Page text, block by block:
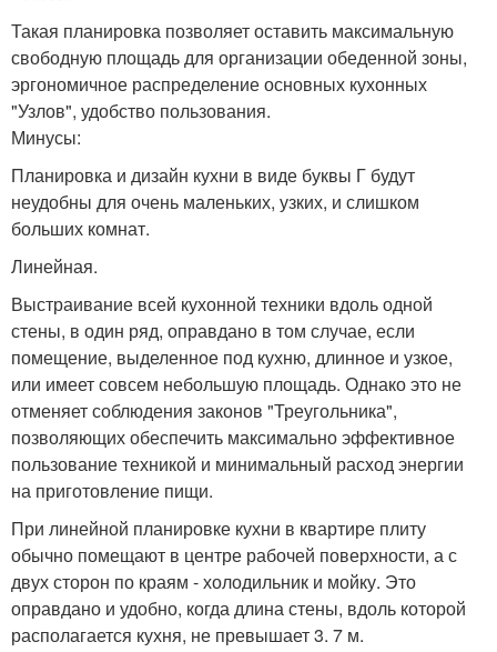
Такая планировка позволяет оставить максимальную
свободную площадь для организации обеденной зоны,
эргономичное распределение основных кухонных
"Узлов", удобство пользования.
Минусы:
Планировка и дизайн кухни в виде буквы Г будут
неудобны для очень маленьких, узких, и слишком
больших комнат.
Линейная.
Выстраивание всей кухонной техники вдоль одной
стены, в один ряд, оправдано в том случае, если
помещение, выделенное под кухню, длинное и узкое,
или имеет совсем небольшую площадь. Однако это не
отменяет соблюдения законов "Треугольника",
позволяющих обеспечить максимально эффективное
пользование техникой и минимальный расход энергии
на приготовление пищи.
При линейной планировке кухни в квартире плиту
обычно помещают в центре рабочей поверхности, а с
двух сторон по краям - холодильник и мойку. Это
оправдано и удобно, когда длина стены, вдоль которой
располагается кухня, не превышает 3. 7 м.